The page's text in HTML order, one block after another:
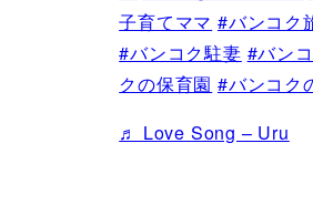
子育てママ #バンコク
#バンコク駐妻 #バン
クの保育園 #バンコク
♬ Love Song – Uru